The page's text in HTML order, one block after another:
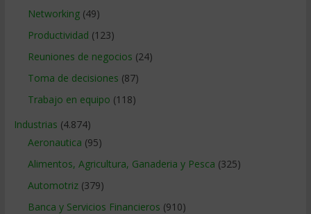
Networking(49)
Productividad (123)
Reuniones de negocios (24)
Toma de decisiones (87)
Trabajo en equipo (118)
Industrias (4.874)
Aeronautica (95)
Alimentos, Agricultura, Ganaderia y Pesca (325)
Automotriz(379)
Banca y Servicios Financieros (910)